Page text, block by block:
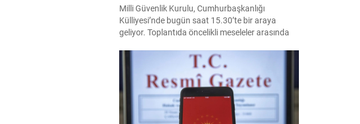
Milli Güvenlik Kurulu, Cumhurbaşkanlığı
Külliyesi’nde bugün saat 15.30’te bir araya
geliyor. Toplantıda öncelikli meseleler arasında
alıyor. Meclis’e sunulan Terörsüz Türkiye Kanun
Teklifi çerçevesinde, örgütün silah bırakma
sürecinin mevcut durumu ve istihbarat raporları
detaylı şekilde değerlendirilecek. Ayrıca,
yürütülen operasyonlar ve koordinasyon
mekanizmaları masada olacak....